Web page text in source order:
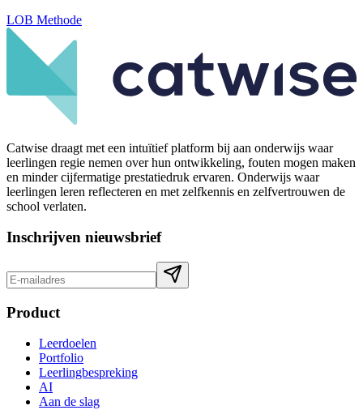
LOB Methode
Catwise draagt met een intuïtief platform bij aan onderwijs waar
leerlingen regie nemen over hun ontwikkeling, fouten mogen maken
en minder cijfermatige prestatiedruk ervaren. Onderwijs waar
leerlingen leren reflecteren en met zelfkennis en zelfvertrouwen de
school verlaten.
Inschrijven nieuwsbrief
Product
Leerdoelen
Portfolio
Leerlingbespreking
AI
Aan de slag